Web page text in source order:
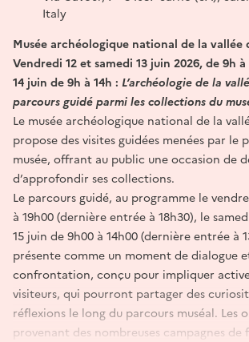
Italy
Musée archéologique national de la vallée
Vendredi 12 et samedi 13 juin 2026, de 9h
14 juin de 9h à 14h : L’archéologie de la
parcours guidé parmi les collections du
Le musée archéologique national de la
propose des visites guidées menées par le
musée, offrant au public une occasion de
d’approfondir ses collections.
Le parcours guidé, au programme le
à 19h00 (dernière entrée à 18h30), le
15 juin de 9h00 à 14h00 (dernière entrée à
présente comme un moment de dialogue
confrontation, conçu pour impliquer
visiteurs, qui pourront partager des
réflexions le long du parcours muséal. Les
provenant des nombreuses campagnes de